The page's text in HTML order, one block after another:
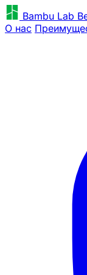
Bambu Lab
О нас